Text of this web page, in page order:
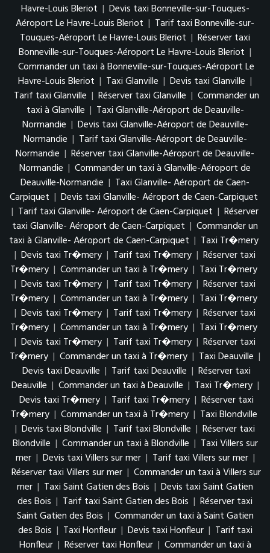
Havre-Louis Bleriot | Devis taxi Bonneville-sur-Touques-
Aéroport Le Havre-Louis Bleriot | Tarif taxi Bonneville-sur-
Touques-Aéroport Le Havre-Louis Bleriot | Réserver taxi
Bonneville-sur-Touques-Aéroport Le Havre-Louis Bleriot |
Commander un taxi à Bonneville-sur-Touques-Aéroport Le
Havre-Louis Bleriot | Taxi Glanville | Devis taxi Glanville |
Tarif taxi Glanville | Réserver taxi Glanville | Commander un
taxi à Glanville | Taxi Glanville-Aéroport de Deauville-
Normandie | Devis taxi Glanville-Aéroport de Deauville-
Normandie | Tarif taxi Glanville-Aéroport de Deauville-
Normandie | Réserver taxi Glanville-Aéroport de Deauville-
Normandie | Commander un taxi à Glanville-Aéroport de
Deauville-Normandie | Taxi Glanville- Aéroport de Caen-
Carpiquet | Devis taxi Glanville- Aéroport de Caen-Carpiquet
| Tarif taxi Glanville- Aéroport de Caen-Carpiquet | Réserver
taxi Glanville- Aéroport de Caen-Carpiquet | Commander un
taxi à Glanville- Aéroport de Caen-Carpiquet | Taxi Tr�mery
| Devis taxi Tr�mery | Tarif taxi Tr�mery | Réserver taxi
Tr�mery | Commander un taxi à Tr�mery | Taxi Tr�mery
| Devis taxi Tr�mery | Tarif taxi Tr�mery | Réserver taxi
Tr�mery | Commander un taxi à Tr�mery | Taxi Tr�mery
| Devis taxi Tr�mery | Tarif taxi Tr�mery | Réserver taxi
Tr�mery | Commander un taxi à Tr�mery | Taxi Tr�mery
| Devis taxi Tr�mery | Tarif taxi Tr�mery | Réserver taxi
Tr�mery | Commander un taxi à Tr�mery | Taxi Deauville |
Devis taxi Deauville | Tarif taxi Deauville | Réserver taxi
Deauville | Commander un taxi à Deauville | Taxi Tr�mery |
Devis taxi Tr�mery | Tarif taxi Tr�mery | Réserver taxi
Tr�mery | Commander un taxi à Tr�mery | Taxi Blondville
| Devis taxi Blondville | Tarif taxi Blondville | Réserver taxi
Blondville | Commander un taxi à Blondville | Taxi Villers sur
mer | Devis taxi Villers sur mer | Tarif taxi Villers sur mer |
Réserver taxi Villers sur mer | Commander un taxi à Villers sur
mer | Taxi Saint Gatien des Bois | Devis taxi Saint Gatien
des Bois | Tarif taxi Saint Gatien des Bois | Réserver taxi
Saint Gatien des Bois | Commander un taxi à Saint Gatien
des Bois | Taxi Honfleur | Devis taxi Honfleur | Tarif taxi
Honfleur | Réserver taxi Honfleur | Commander un taxi à